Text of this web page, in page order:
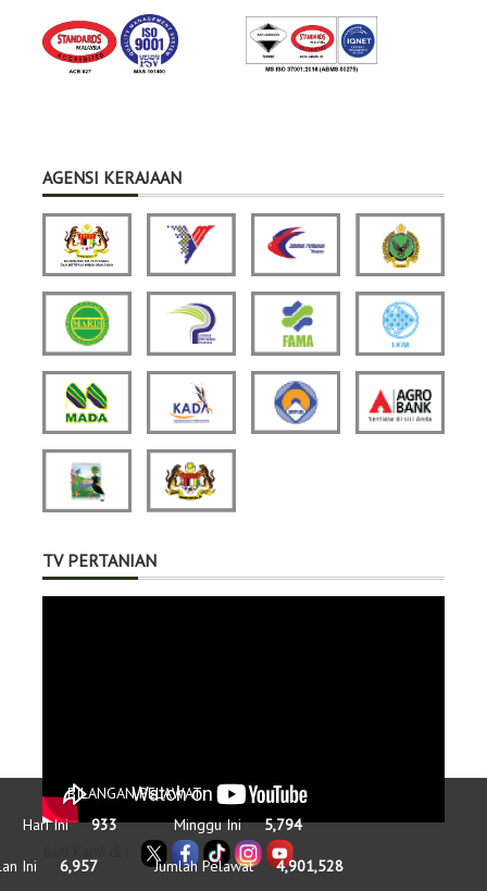
AGENSI KERAJAAN
TV PERTANIAN
BILANGAN PELAWAT
Hari Ini
933 Minggu Ini 5,794
Ini 6,957 Jumlah Pelawat 4,901,528